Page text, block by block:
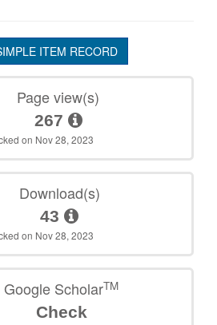
ITEM RECORD
Page view(s)
267
on Nov 28, 2023
Download(s)
43
on Nov 28, 2023
Google ScholarTM
Check